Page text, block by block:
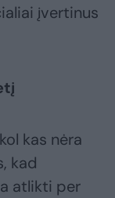
įvertinus
kas nėra
kad
atlikti per